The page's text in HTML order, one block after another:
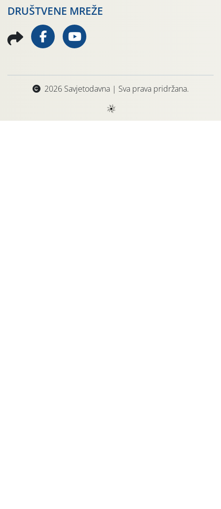
DRUŠTVENE MREŽE
2026 Savjetodavna | Sva prava pridržana.